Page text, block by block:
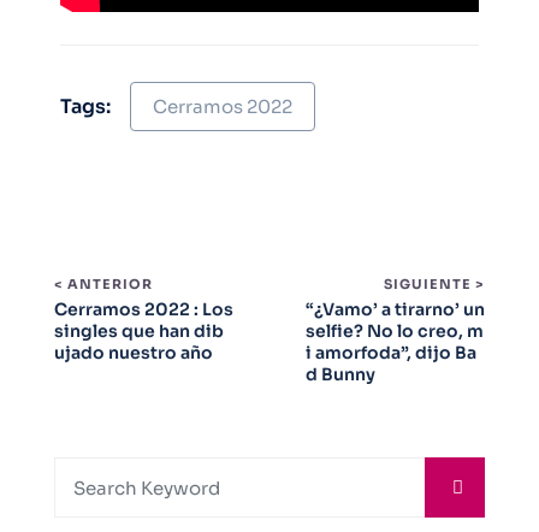
Tags: Cerramos 2022
< ANTERIOR
Cerramos 2022 : Los
singles que han dib
ujado nuestro año
SIGUIENTE >
“¿Vamo’ a tirarno’ un
selfie? No lo creo, m
i amorfoda”, dijo Ba
d Bunny